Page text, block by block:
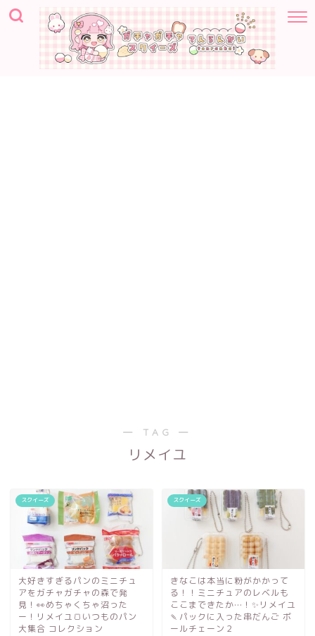
― TAG ―
リメイユ
スクイーズ
大好きすぎるパンのミニチュ
アをガチャガチャの森で発
見！👀めちゃくちゃ沼った
ー！リメイユ🍞いつものパン
大集合 コレクション
スクイーズ
きなこは本当に粉がかかって
る！！ミニチュアのレベルも
ここまできたか…！✨リメイユ
🍡パックに入った串だんご ボ
ールチェーン２